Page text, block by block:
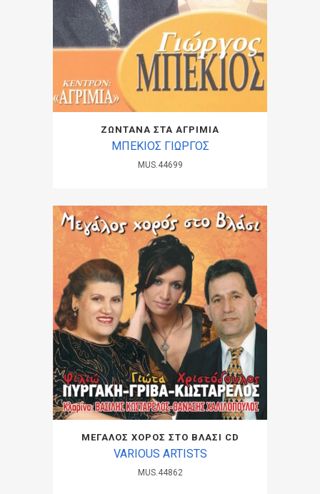
ΖΩΝΤΑΝΑ ΣΤΑ ΑΓΡΙΜΙΑ
ΜΠΕΚΙΟΣ ΓΙΩΡΓΟΣ
MUS.44699
ΜΕΓΑΛΟΣ ΧΟΡΟΣ ΣΤΟ ΒΛΑΣΙ CD
VARIOUS ARTISTS
MUS.44862